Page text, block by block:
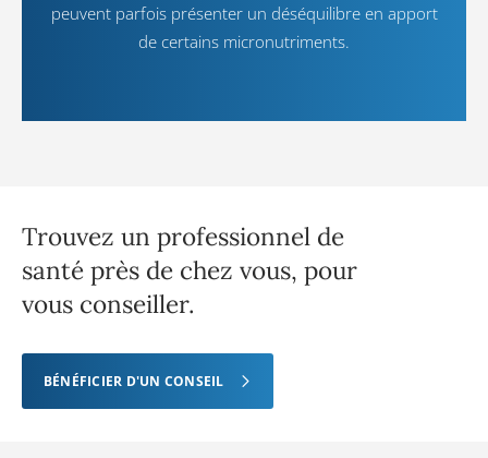
peuvent parfois présenter un déséquilibre en apport
de certains micronutriments.
Trouvez un professionnel de
santé près de chez vous, pour
vous conseiller.
BÉNÉFICIER D'UN CONSEIL